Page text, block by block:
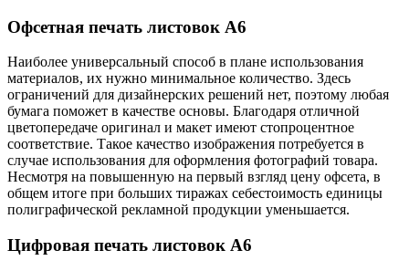
Офсетная печать листовок А6
Наиболее универсальный способ в плане использования
материалов, их нужно минимальное количество. Здесь
ограничений для дизайнерских решений нет, поэтому любая
бумага поможет в качестве основы. Благодаря отличной
цветопередаче оригинал и макет имеют стопроцентное
соответствие. Такое качество изображения потребуется в
случае использования для оформления фотографий товара.
Несмотря на повышенную на первый взгляд цену офсета, в
общем итоге при больших тиражах себестоимость единицы
полиграфической рекламной продукции уменьшается.
Цифровая печать листовок А6